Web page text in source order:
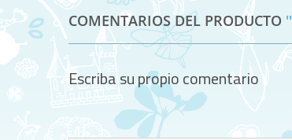
COMENTARIOS DEL PRODUCTO
Escriba su propio comentario